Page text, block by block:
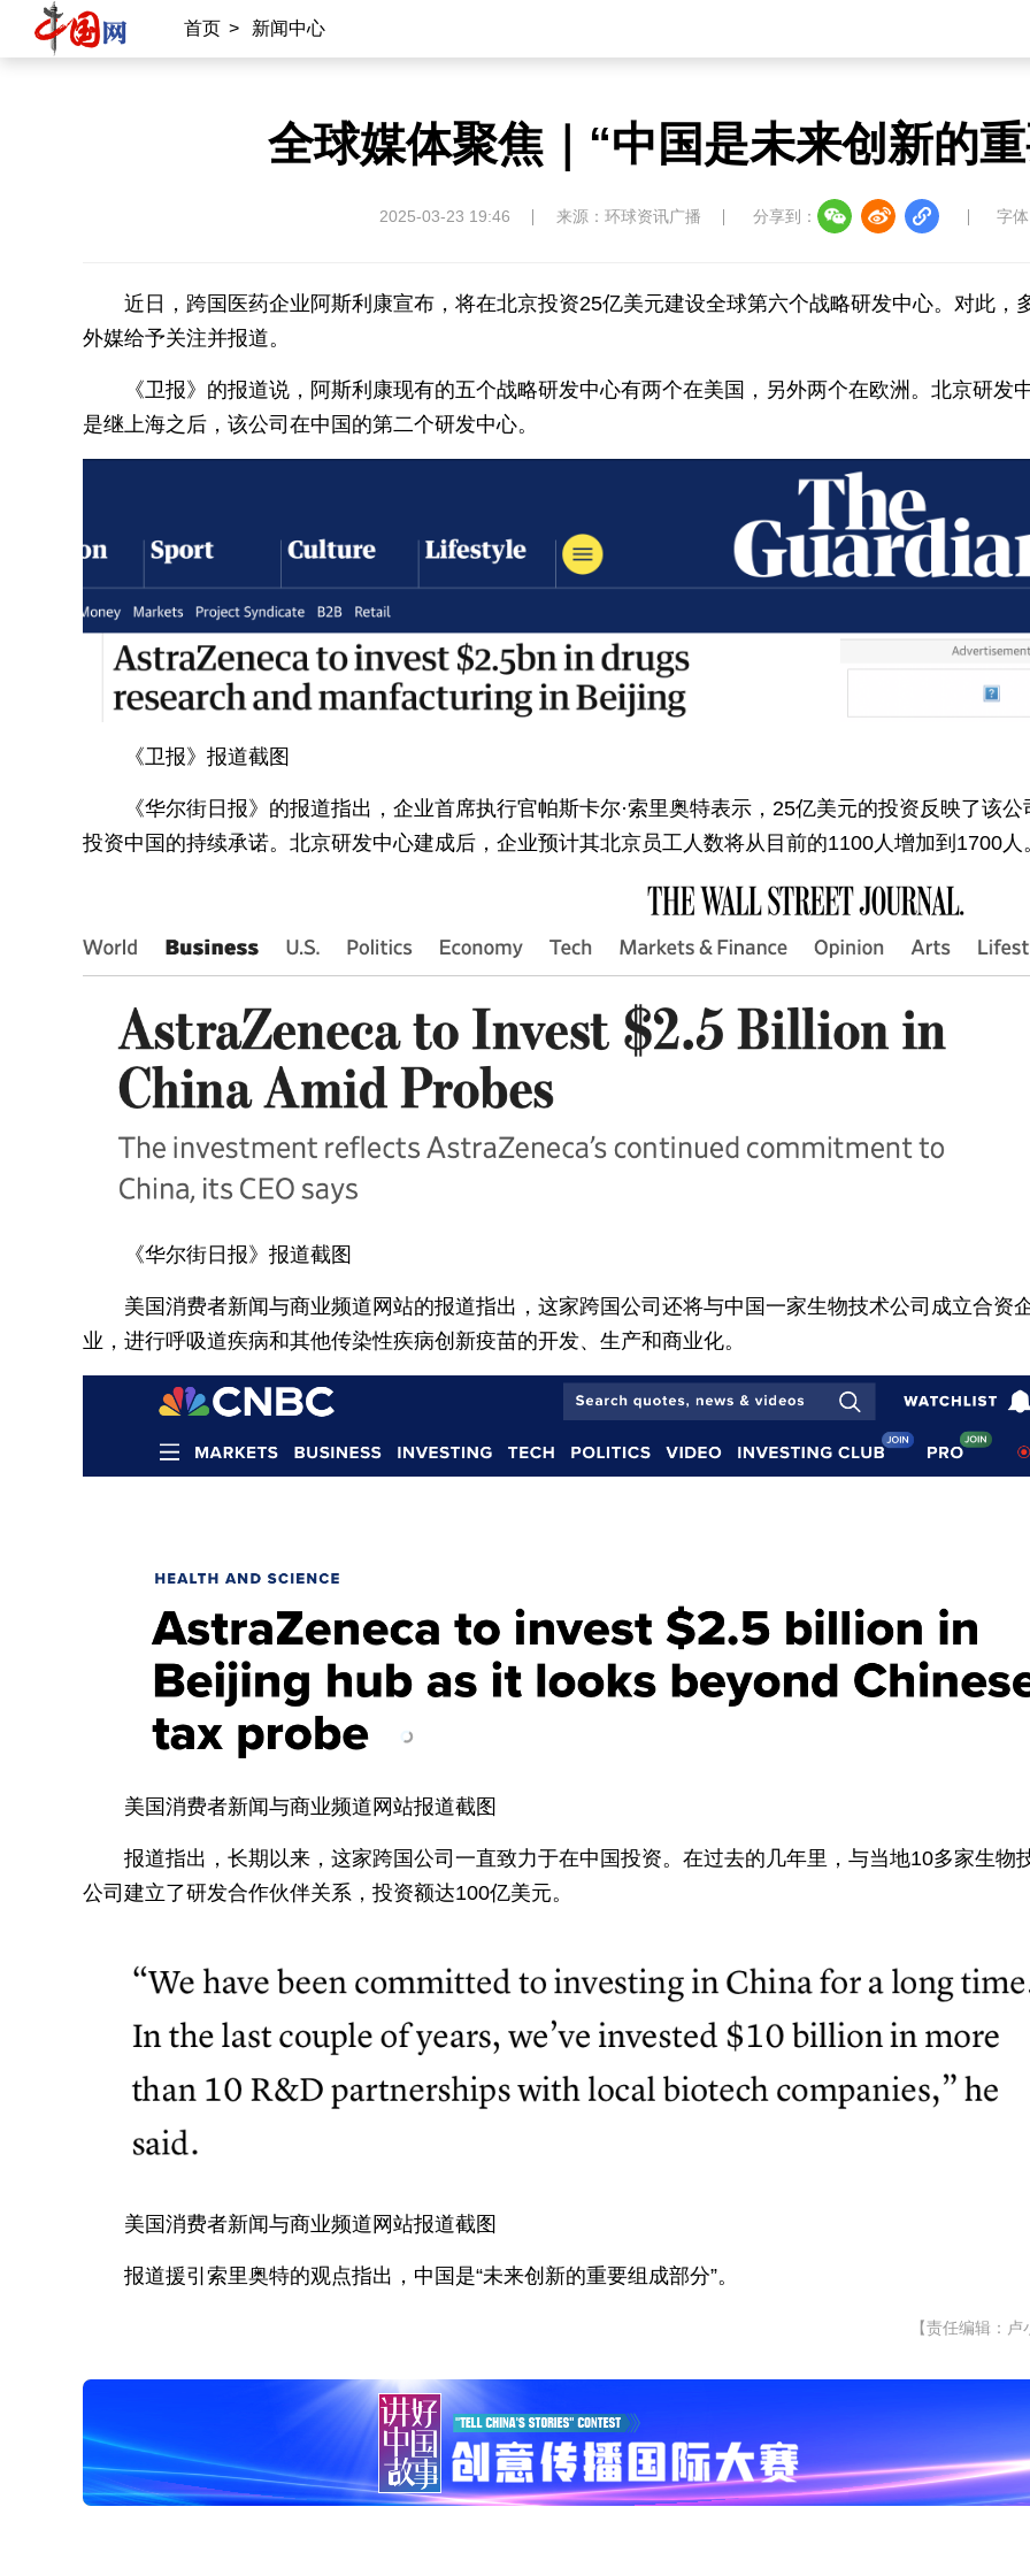
首页 > 新闻中心
全球媒体聚焦｜“中国是未来创新的
2025-03-23 19:46 来源：环球资讯广播 分享到： 字
近日，跨国医药企业阿斯利康宣布，将在北京投资25亿美元建设全球第六个战略研发中心。对此，
外媒给予关注并报道。
《卫报》的报道说，阿斯利康现有的五个战略研发中心有两个在美国，另外两个在欧洲。北京研发
是继上海之后，该公司在中国的第二个研发中心。
《卫报》报道截图
《华尔街日报》的报道指出，企业首席执行官帕斯卡尔·索里奥特表示，25亿美元的投资反映了该公
投资中国的持续承诺。北京研发中心建成后，企业预计其北京员工人数将从目前的1100人增加到1700人
《华尔街日报》报道截图
美国消费者新闻与商业频道网站的报道指出，这家跨国公司还将与中国一家生物技术公司成立合资
业，进行呼吸道疾病和其他传染性疾病创新疫苗的开发、生产和商业化。
美国消费者新闻与商业频道网站报道截图
报道指出，长期以来，这家跨国公司一直致力于在中国投资。在过去的几年里，与当地10多家生物
公司建立了研发合作伙伴关系，投资额达100亿美元。
美国消费者新闻与商业频道网站报道截图
报道援引索里奥特的观点指出，中国是“未来创新的重要组成部分”。
【责任编辑：卢